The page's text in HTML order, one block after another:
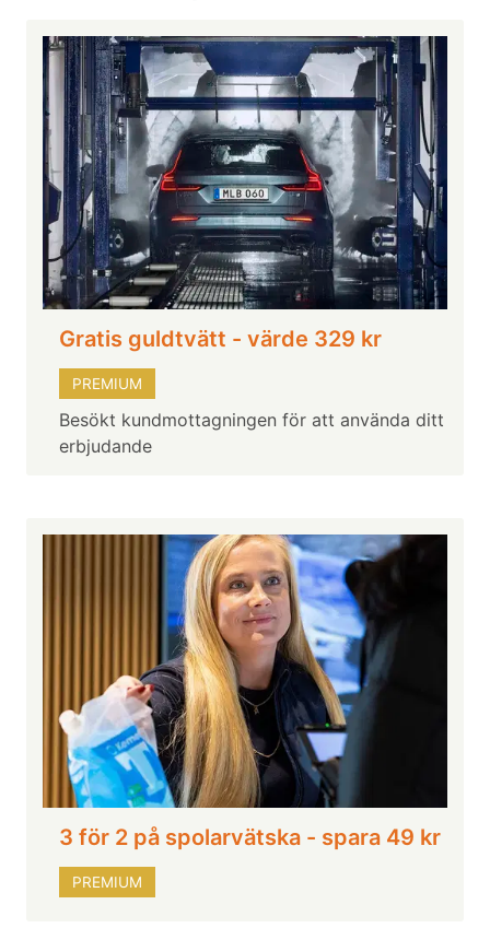
Gratis guldtvätt - värde 329 kr
PREMIUM
Besökt kundmottagningen för att använda ditt
erbjudande
3 för 2 på spolarvätska - spara 49 kr
PREMIUM